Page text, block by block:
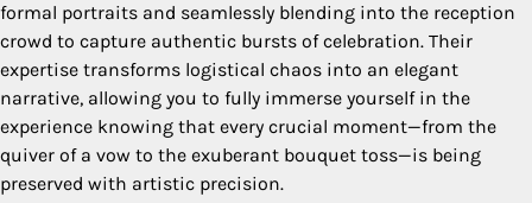
formal portraits and seamlessly blending into the reception
crowd to capture authentic bursts of celebration. Their
expertise transforms logistical chaos into an elegant
narrative, allowing you to fully immerse yourself in the
experience knowing that every crucial moment—from the
quiver of a vow to the exuberant bouquet toss—is being
preserved with artistic precision.